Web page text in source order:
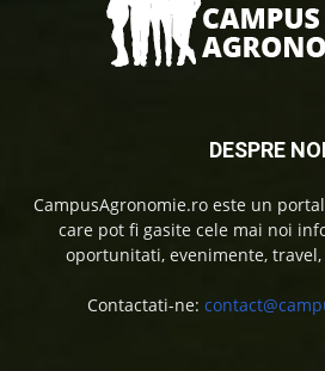
DESPRE NOI
CampusAgronomie.ro este un
care pot fi gasite cele mai noi
oportunitati, evenimente, travel,
Contactati-ne: